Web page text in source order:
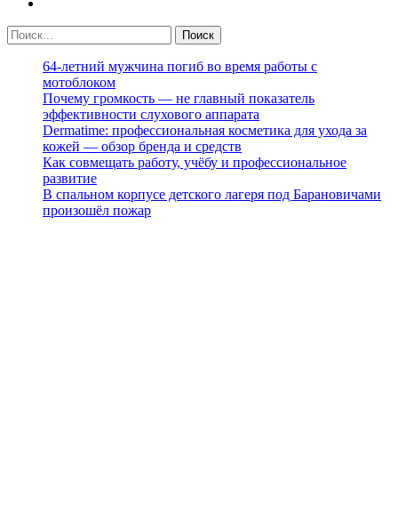
64-летний мужчина погиб во время работы с
мотоблоком
Почему громкость — не главный показатель
эффективности слухового аппарата
Dermatime: профессиональная косметика для ухода за
кожей — обзор бренда и средств
Как совмещать работу, учёбу и профессиональное
развитие
В спальном корпусе детского лагеря под Барановичами
произошёл пожар